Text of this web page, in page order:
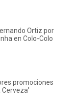
Ortiz por
en Colo-Colo
promociones
Cerveza'